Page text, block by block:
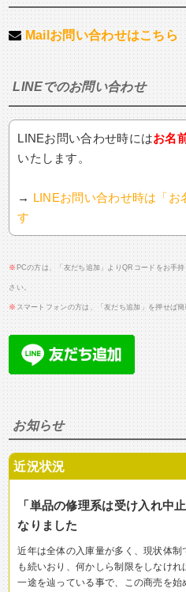
Mailお問い合わせはこちら
LINEでのお問い合わせ
LINEお問い合わせ時にはお名
いたします。
→ LINEお問い合わせ時は「お
す
※ PCの方は、「友だち追加」よりQRコードをお手
さい。
※ スマートフォンの方は、「友だち追加」を押せば簡
お知らせ
近況状況
「単品の修理系は受け入れ中
なりました
近年は全体の入庫量が多く、現状体
も続いおり、何かしら制限をしなけ
一途を辿っている事で、この商売を